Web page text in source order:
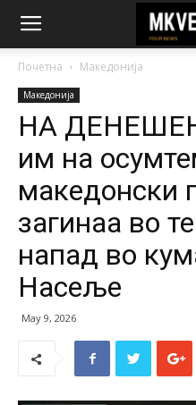
Почетна Македонија
Македонија
НА
им на
македонски
загинаа во
напад во
Насеље
May 9, 2026